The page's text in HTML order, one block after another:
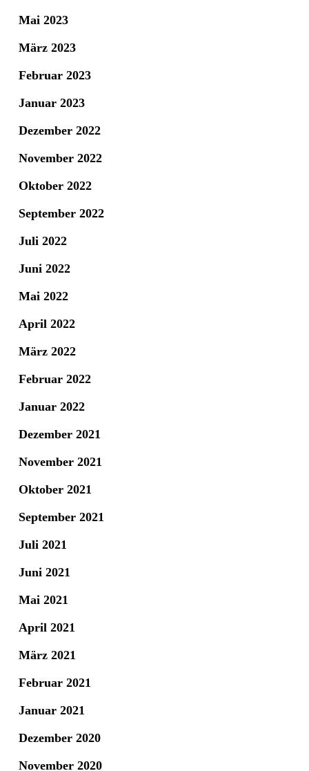
Mai 2023
März 2023
Februar 2023
Januar 2023
Dezember 2022
November 2022
Oktober 2022
September 2022
Juli 2022
Juni 2022
Mai 2022
April 2022
März 2022
Februar 2022
Januar 2022
Dezember 2021
November 2021
Oktober 2021
September 2021
Juli 2021
Juni 2021
Mai 2021
April 2021
März 2021
Februar 2021
Januar 2021
Dezember 2020
November 2020